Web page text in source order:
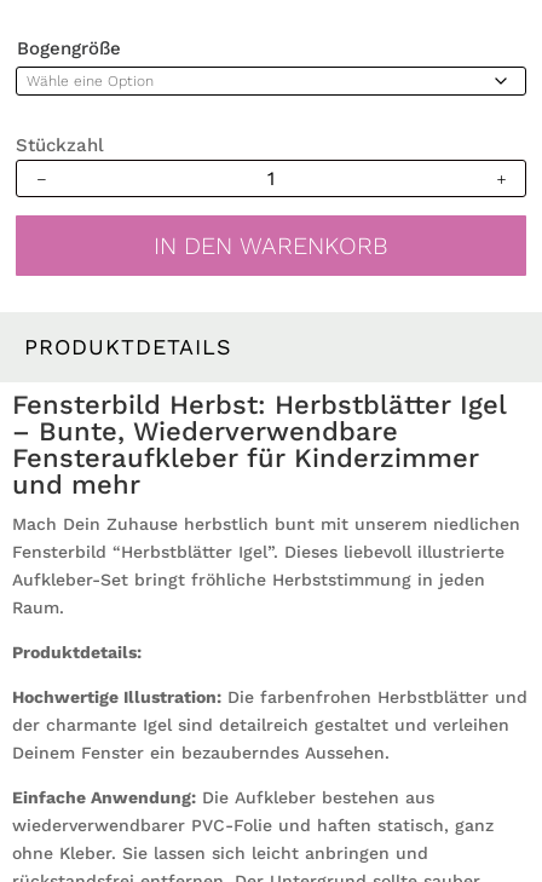
Bogengröße
Stückzahl
Herbst
Fensteraufkleber
Baby
Kind
Menge
IN DEN WARENKORB
PRODUKTDETAILS
Fensterbild Herbst: Herbstblätter Igel
– Bunte, Wiederverwendbare
Fensteraufkleber für Kinderzimmer
und mehr
Mach Dein Zuhause herbstlich bunt mit unserem niedlichen
Fensterbild “Herbstblätter Igel”. Dieses liebevoll illustrierte
Aufkleber-Set bringt fröhliche Herbststimmung in jeden
Raum.
Produktdetails:
Hochwertige Illustration: Die farbenfrohen Herbstblätter und
der charmante Igel sind detailreich gestaltet und verleihen
Deinem Fenster ein bezauberndes Aussehen.
Einfache Anwendung: Die Aufkleber bestehen aus
wiederverwendbarer PVC-Folie und haften statisch, ganz
ohne Kleber. Sie lassen sich leicht anbringen und